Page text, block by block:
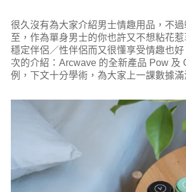
很久沒有為大家介紹男士情趣用品，不
至，作為單身男士的你也許又不想粘花
穩定伴侶／性伴侶而又很懂享受情趣也
次的介紹：Arcwave 的全新產品 Pow 及
例，下文十分學術，為大家上一課數據滿